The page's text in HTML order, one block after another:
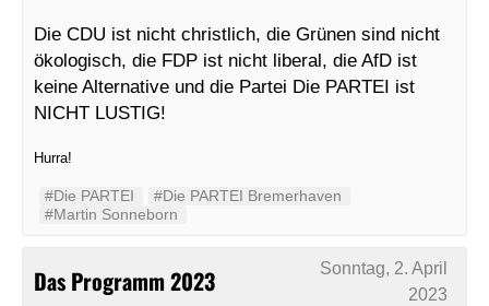
Die CDU ist nicht christlich, die Grünen sind nicht
ökologisch, die FDP ist nicht liberal, die AfD ist
keine Alternative und die Partei Die PARTEI ist
NICHT LUSTIG!
Hurra!
#‬‪Die PARTEI‬
#Die PARTEI Bremerhaven
#Martin Sonneborn
Das Programm 2023
Sonntag, 2. April
2023